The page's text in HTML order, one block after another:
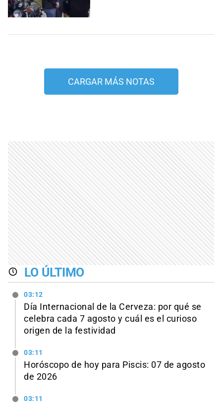
CARGAR MÁS NOTAS
LO ÚLTIMO
03:12
Día Internacional de la Cerveza: por qué se
celebra cada 7 agosto y cuál es el curioso
origen de la festividad
03:11
Horóscopo de hoy para Piscis: 07 de agosto
de 2026
03:11